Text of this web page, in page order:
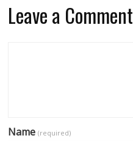
Leave a Comment
Name(required)